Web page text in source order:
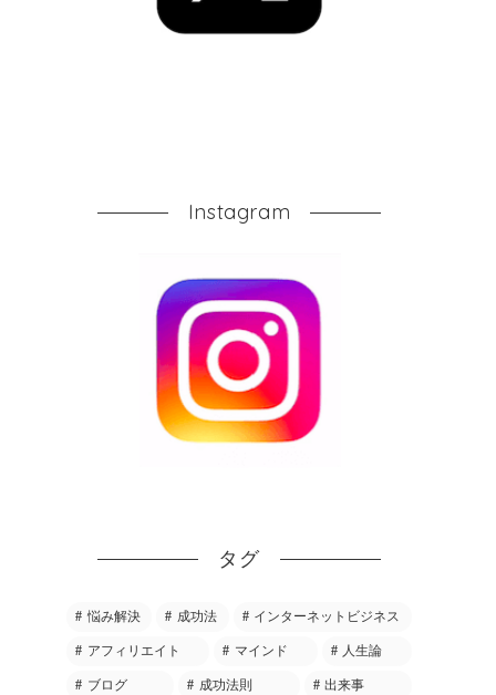
Instagram
タグ
悩み解決 成功法 インターネットビジネス
アフィリエイト マインド 人生論
ブログ 成功法則 出来事